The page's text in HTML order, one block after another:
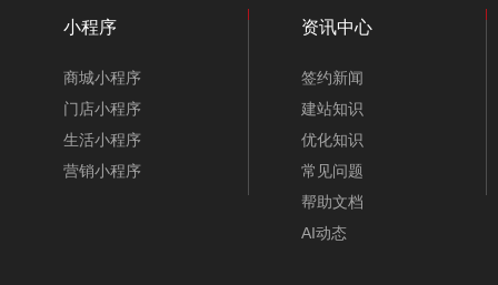
小程序
商城小程序
门店小程序
生活小程序
营销小程序
资讯中心
签约新闻
建站知识
优化知识
常见问题
帮助文档
AI动态